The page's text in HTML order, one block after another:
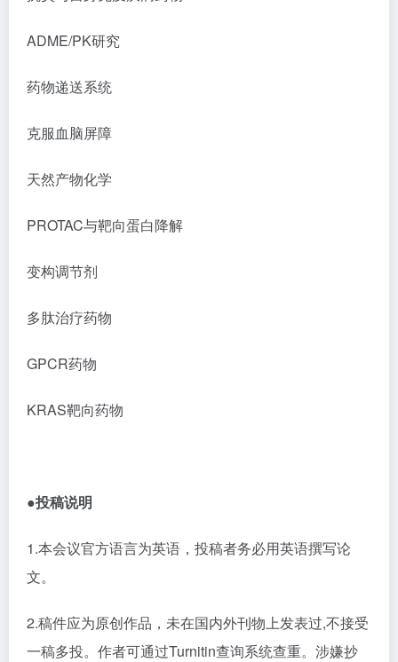
ADME/PK研究
药物递送系统
克服血脑屏障
天然产物化学
PROTAC与靶向蛋白降解
变构调节剂
多肽治疗药物
GPCR药物
KRAS靶向药物
●投稿说明
1.本会议官方语言为英语，投稿者务必用英语撰写论
文。
2.稿件应为原创作品，未在国内外刊物上发表过,不接受
一稿多投。作者可通过Turnitin查询系统查重。涉嫌抄